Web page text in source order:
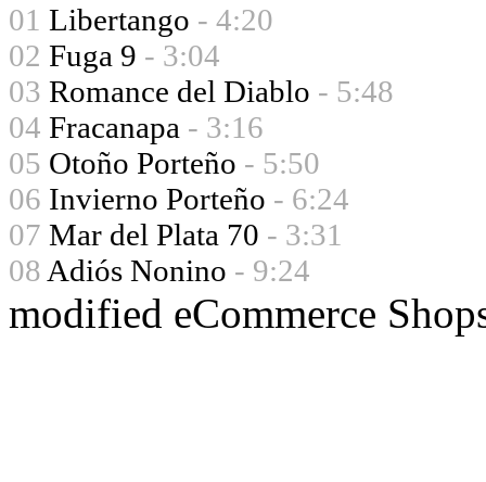
01 Libertango - 4:20
02 Fuga 9 - 3:04
03 Romance del Diablo - 5:48
04 Fracanapa - 3:16
05 Otoño Porteño - 5:50
06 Invierno Porteño - 6:24
07 Mar del Plata 70 - 3:31
08 Adiós Nonino - 9:24
modified eCommerce